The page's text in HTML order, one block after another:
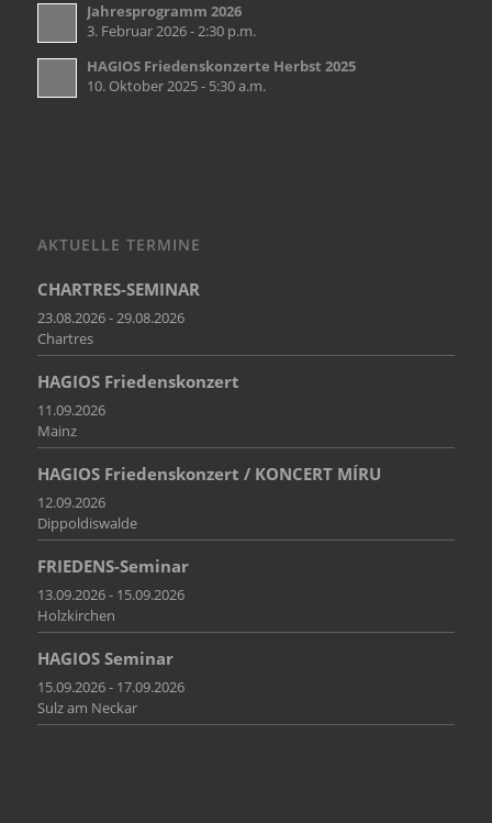
Jahresprogramm 2026
3. Februar 2026 - 2:30 p.m.
HAGIOS Friedenskonzerte Herbst 2025
10. Oktober 2025 - 5:30 a.m.
AKTUELLE TERMINE
CHARTRES-SEMINAR
23.08.2026 - 29.08.2026
Chartres
HAGIOS Friedenskonzert
11.09.2026
Mainz
HAGIOS Friedenskonzert / KONCERT MÍRU
12.09.2026
Dippoldiswalde
FRIEDENS-Seminar
13.09.2026 - 15.09.2026
Holzkirchen
HAGIOS Seminar
15.09.2026 - 17.09.2026
Sulz am Neckar